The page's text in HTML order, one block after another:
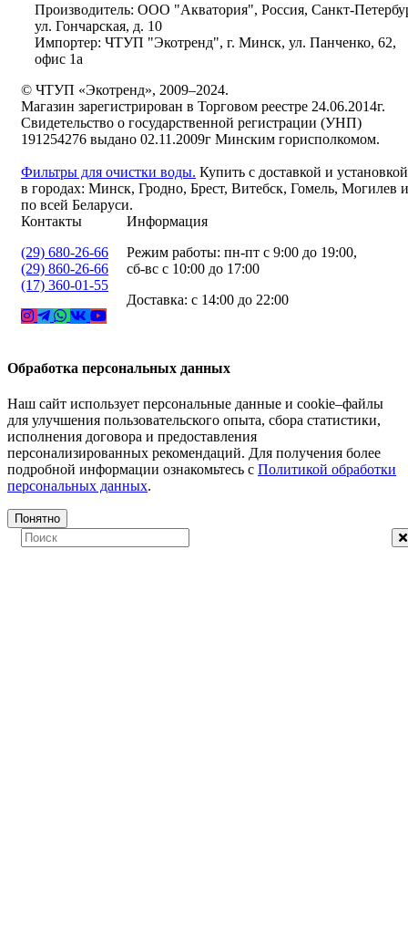
Производитель: ООО "Акватория", Россия, Санкт-
ул. Гончарская, д. 10
Импортер: ЧТУП "Экотренд", г. Минск, ул. Панченко, 62,
офис 1а
© ЧТУП «Экотренд», 2009–2024.
Магазин зарегистрирован в Торговом реестре 24.06.2014г.
Свидетельство о государственной регистрации (УНП)
191254276 выдано 02.11.2009г Минским горисполкомом.
Фильтры для очистки воды. Купить с доставкой и установкой
в городах: Минск, Гродно, Брест, Витебск, Гомель, Могилев и
по всей Беларуси.
Контакты
(29) 680-26-66
(29) 860-26-66
(17) 360-01-55
Информация
Режим работы: пн-пт с 9:00 до 19:00,
сб-вс с 10:00 до 17:00
Доставка: с 14:00 до 22:00
Обработка персональных данных
Наш сайт использует персональные данные и cookie–файлы
для улучшения пользовательского опыта, сбора статистики,
исполнения договора и предоставления
персонализированных рекомендаций. Для получения более
подробной информации ознакомьтесь с Политикой обработки
персональных данных.
Понятно